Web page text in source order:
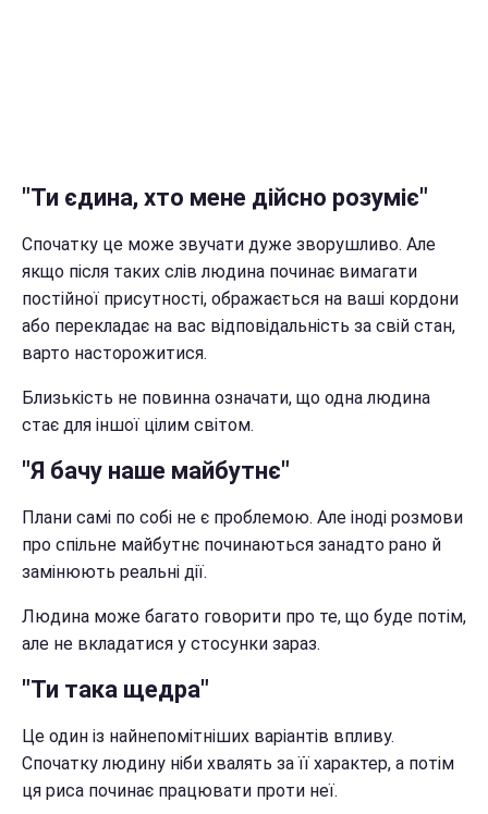
"Ти єдина, хто мене дійсно розуміє"
Спочатку це може звучати дуже зворушливо. Але
якщо після таких слів людина починає вимагати
постійної присутності, ображається на ваші кордони
або перекладає на вас відповідальність за свій стан,
варто насторожитися.
Близькість не повинна означати, що одна людина
стає для іншої цілим світом.
"Я бачу наше майбутнє"
Плани самі по собі не є проблемою. Але іноді розмови
про спільне майбутнє починаються занадто рано й
замінюють реальні дії.
Людина може багато говорити про те, що буде потім,
але не вкладатися у стосунки зараз.
"Ти така щедра"
Це один із найнепомітніших варіантів впливу.
Спочатку людину ніби хвалять за її характер, а потім
ця риса починає працювати проти неї.